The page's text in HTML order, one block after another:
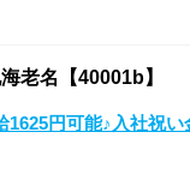
老名【40001b】
円可能♪入社祝い